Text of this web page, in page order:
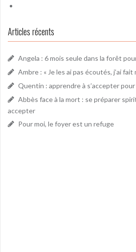
Articles récents
Angela : 6 mois seule dans la forêt
Ambre : « Je les ai pas écoutés, j’ai fait
Quentin : apprendre à s’accepter
Abbès face à la mort : se préparer
accepter
Pour moi, le foyer est un refuge